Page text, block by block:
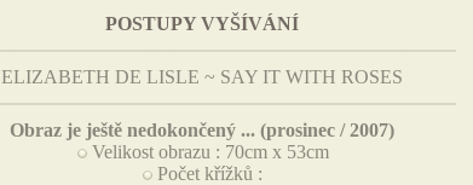
POSTUPY VYŠÍVÁNÍ
ELIZABETH DE LISLE ~ SAY IT WITH ROSES
Obraz je ještě nedokončený ... (prosinec / 2007)
Velikost obrazu : 70cm x 53cm
Počet křížků :